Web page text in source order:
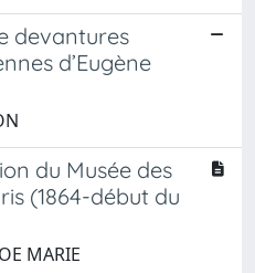
devantures
d’Eugène
du Musée des
(1864-début du
MARIE